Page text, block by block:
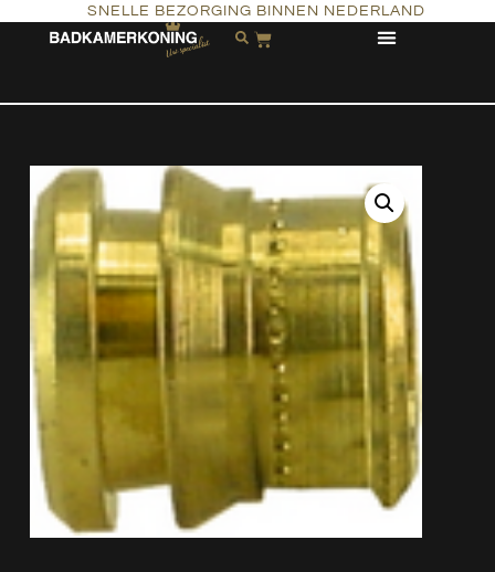
SNELLE BEZORGING BINNEN NEDERLAND